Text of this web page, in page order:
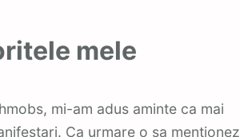
mele
mi-am adus aminte ca mai
Ca urmare o sa mentionez